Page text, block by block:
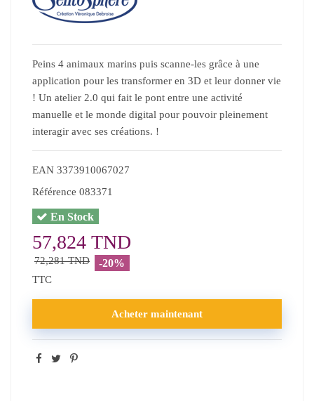
Peins 4 animaux marins puis scanne-les grâce à une
application pour les transformer en 3D et leur donner vie
! Un atelier 2.0 qui fait le pont entre une activité
manuelle et le monde digital pour pouvoir pleinement
interagir avec ses créations. !
EAN 3373910067027
Référence 083371
En Stock
57,824 TND
72,281 TND -20%
TTC
Acheter maintenant